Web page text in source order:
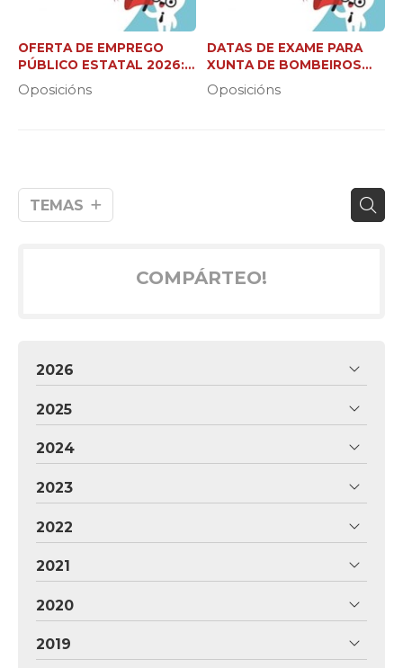
TEMAS
OFERTA DE EMPREGO
PÚBLICO ESTATAL 2026:
37.000 NOVAS PRAZAS
Oposicións
DATAS DE EXAME PARA
XUNTA DE BOMBEIROS
FORESTAIS (C2 E XEFE DE
BRIGADA)
Oposicións
COMPÁRTEO!
2026
2025
2024
2023
2022
2021
2020
2019